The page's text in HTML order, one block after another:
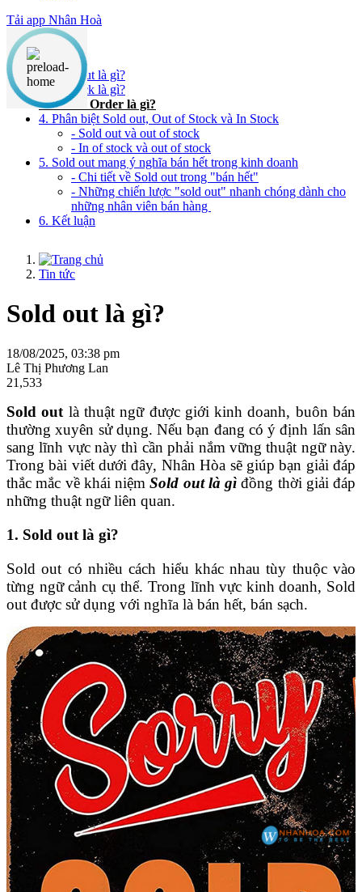
Tải app Nhân Hoà
Nội dung chính
1. Sold out là gì?
2. In Stock là gì?
3. Out of Order là gì?
4. Phân biệt Sold out, Out of Stock và In Stock
- Sold out và out of stock
- In of stock và out of stock
5. Sold out mang ý nghĩa bán hết trong kinh doanh
- Chi tiết về Sold out trong "bán hết"
- Những chiến lược "sold out" nhanh chóng dành cho
những nhân viên bán hàng
6. Kết luận
Tin tức
Sold out là gì?
18/08/2025, 03:38 pm
Lê Thị Phương Lan
21,533
Sold out là thuật ngữ được giới kinh doanh, buôn bán
thường xuyên sử dụng. Nếu bạn đang có ý định lấn sân
sang lĩnh vực này thì cần phải nắm vững thuật ngữ này.
Trong bài viết dưới đây, Nhân Hòa sẽ giúp bạn giải đáp
thắc mắc về khái niệmSold out là gì đồng thời giải đáp
những thuật ngữ liên quan.
1. Sold out là gì?
Sold out có nhiều cách hiểu khác nhau tùy thuộc vào
từng ngữ cảnh cụ thể. Trong lĩnh vực kinh doanh, Sold
out được sử dụng với nghĩa là bán hết, bán sạch.